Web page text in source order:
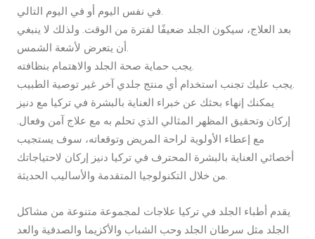
في نفس اليوم أو في اليوم التالي.
بعد العلاج، سيكون الجلد ضعيفًا لفترة من الوقت. ولذلك لا ينبغي
أن يتعرض لأشعة الشمس.
يجب حماية صحة الجلد والاهتمام بنظافته.
يجب عليك تجنب استخدام أي منتج جلدي آخر غير توصية الطبيب.
يمكنك إنهاء بحثك عن خبراء العناية بالبشرة في تركيا مع دنيز
إركان وتحقيق المظهر المثالي الذي تحلم به مع علاج آمن وفعال.
مع إعطاء الأولوية لراحة المريض وتوقعاته، سوف يستجيب
أخصائي العناية بالبشرة المحترف في تركيا دنيز إركان لاحتياجاتك
من خلال التكنولوجيا المتقدمة والأساليب الحديثة.
يقدم أطباء الجلد في تركيا علاجات لمجموعة متنوعة من مشاكل
الجلد مثل سرطان الجلد وحب الشباب والأكزيما والصدفية والعد